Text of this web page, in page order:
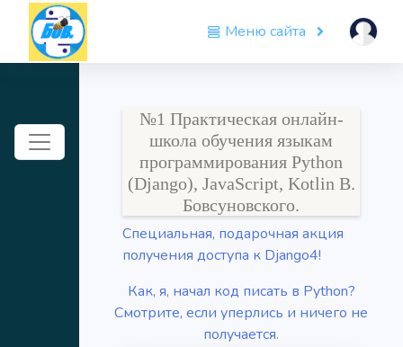
Toggle navigation
Меню сайта
№1 Практическая онлайн-
школа обучения языкам
программирования Python
(Django), JavaScript, Kotlin В.
Бовсуновского.
Специальная, подарочная акция
получения доступа к Django4!
Как, я, начал код писать в Python?
Смотрите, если уперлись и ничего не
получается.